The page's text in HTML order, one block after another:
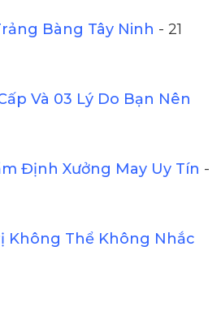
Bàng Tây Ninh - 21
Và 03 Lý Do Bạn Nên
Định Xưởng May Uy Tín -
Không Thể Không Nhắc